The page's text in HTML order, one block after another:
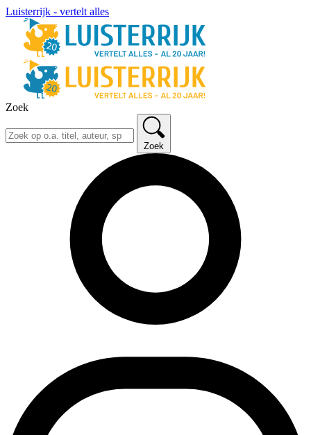
Luisterrijk - vertelt alles
Zoek
Zoek